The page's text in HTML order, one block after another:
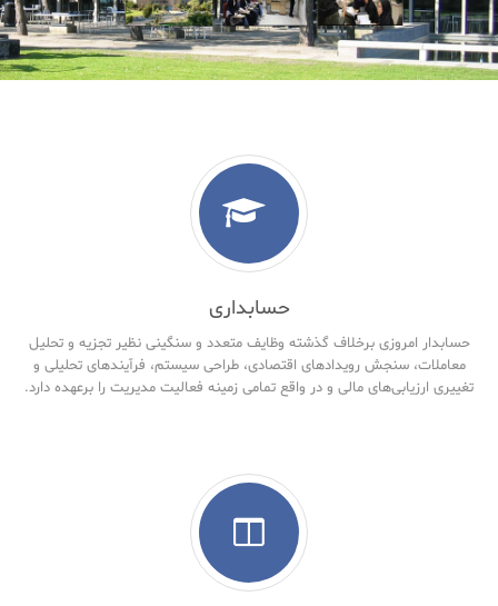
حسابداری
حسابدار امروزی برخلاف گذشته وظایف متعدد و سنگینی نظیر تجزیه و تحلیل
معاملات، سنجش رویدادهای اقتصادی، طراحی سیستم، فرآیندهای تحلیلی و
تغییری ارزیابی‌های مالی و در واقع تمامی زمینه فعالیت مدیریت را برعهده دارد.